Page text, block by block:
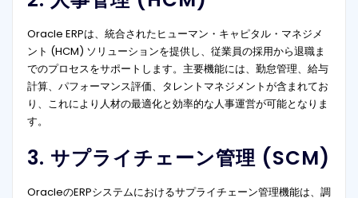
Oracle ERPは、統合されたヒューマン・キャピタル・マネジメ
ント (HCM) ソリューションを提供し、従業員の採用から退職ま
でのプロセスをサポートします。主要機能には、勤怠管理、給与
計算、パフォーマンス評価、タレントマネジメントが含まれてお
り、これにより人材の最適化と効率的な人事運営が可能となりま
す。
3. サプライチェーン管理 (SCM)
OracleのERPシステムにおけるサプライチェーン管理機能は、調